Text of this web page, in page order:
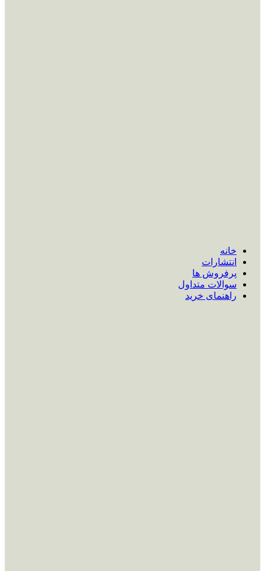
خانه
انتشارات
پرفروش ها
سوالات متداول
راهنمای خرید